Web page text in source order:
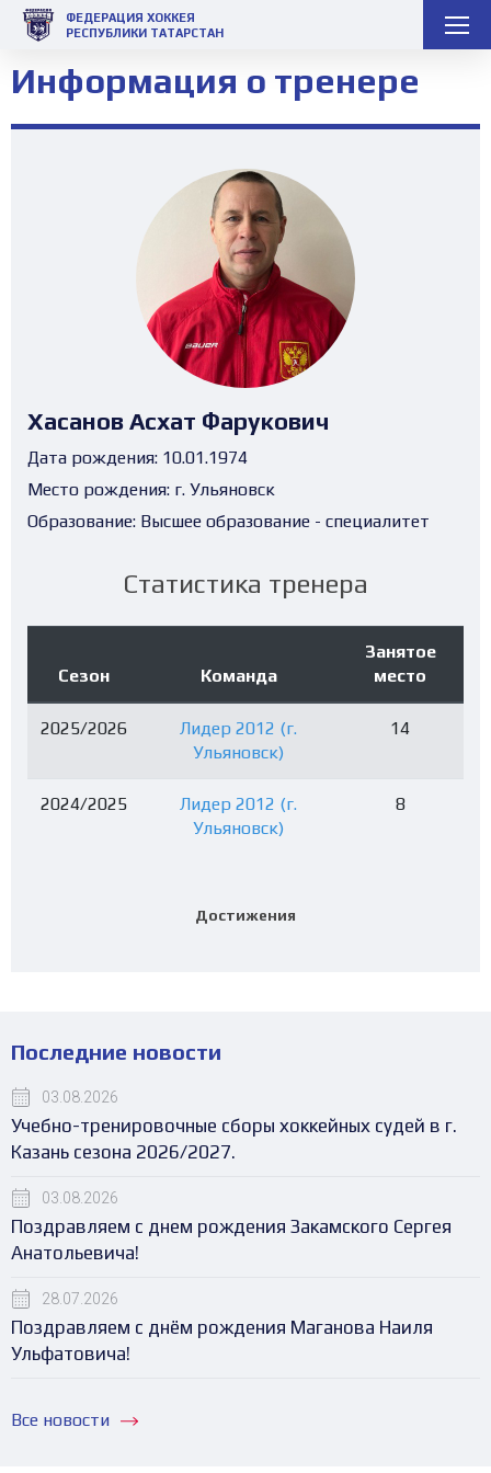
ФЕДЕРАЦИЯ ХОККЕЯ
РЕСПУБЛИКИ ТАТАРСТАН
Информация о тренере
Хасанов Асхат Фарукович
Дата рождения: 10.01.1974
Место рождения: г. Ульяновск
Образование: Высшее образование - специалитет
Статистика тренера
Сезон Команда
Занятое
место
2025/2026
Лидер 2012 (г.
Ульяновск)
14
2024/2025
Лидер 2012 (г.
Ульяновск)
8
Достижения
Последние новости
03.08.2026
Учебно-тренировочные сборы хоккейных судей в г.
Казань сезона 2026/2027.
03.08.2026
Поздравляем с днем рождения Закамского Сергея
Анатольевича!
28.07.2026
Поздравляем с днём рождения Маганова Наиля
Ульфатовича!
Все новости